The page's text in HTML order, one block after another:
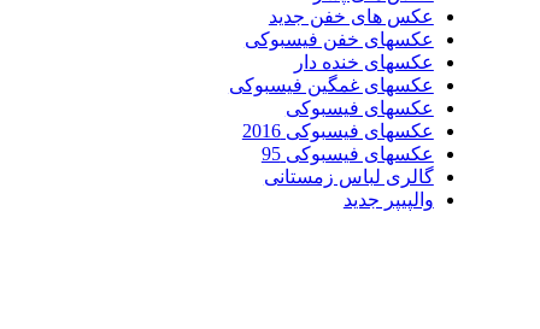
عکس های خفن جدید
عکسهای خفن فیسبوکی
عکسهای خنده دار
عکسهای غمگین فیسبوکی
عکسهای فیسبوکی
عکسهای فیسبوکی 2016
عکسهای فیسبوکی 95
گالری لباس زمستانی
والپیپر جدید